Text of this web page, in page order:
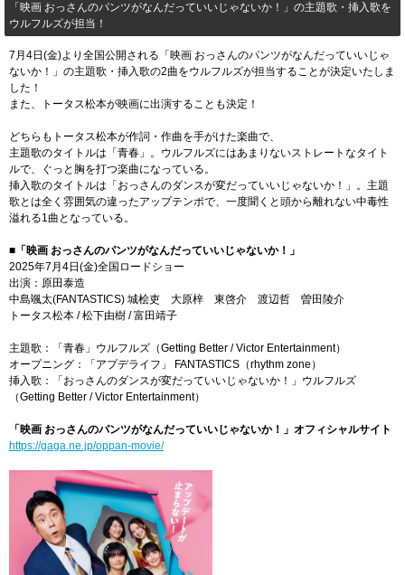
「映画 おっさんのパンツがなんだっていいじゃないか！」の主題歌・挿入歌を
ウルフルズが担当！
7月4日(金)より全国公開される「映画 おっさんのパンツがなんだっていいじゃ
ないか！」の主題歌・挿入歌の2曲をウルフルズが担当することが決定いたしま
した！
また、トータス松本が映画に出演することも決定！
どちらもトータス松本が作詞・作曲を手がけた楽曲で、
主題歌のタイトルは「青春」。ウルフルズにはあまりないストレートなタイト
ルで、ぐっと胸を打つ楽曲になっている。
挿入歌のタイトルは「おっさんのダンスが変だっていいじゃないか！」。主題
歌とは全く雰囲気の違ったアップテンポで、一度聞くと頭から離れない中毒性
溢れる1曲となっている。
■「映画 おっさんのパンツがなんだっていいじゃないか！」
2025年7月4日(金)全国ロードショー
出演：原田泰造
中島颯太(FANTASTICS) 城桧吏 大原梓 東啓介 渡辺哲 曽田陵介
トータス松本 / 松下由樹 / 富田靖子
主題歌：「青春」ウルフルズ（Getting Better / Victor Entertainment）
オープニング：「アプデライフ」 FANTASTICS（rhythm zone）
挿入歌：「おっさんのダンスが変だっていいじゃないか！」ウルフルズ
（Getting Better / Victor Entertainment）
「映画 おっさんのパンツがなんだっていいじゃないか！」オフィシャルサイト
https://gaga.ne.jp/oppan-movie/